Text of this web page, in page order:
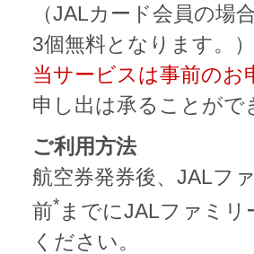
（JALカード会員の場
3個無料となります。）
当サービスは事前の
申し出は承ることが
ご利用方法
航空券発券後、JALフ
前* までにJALファミ
ください。